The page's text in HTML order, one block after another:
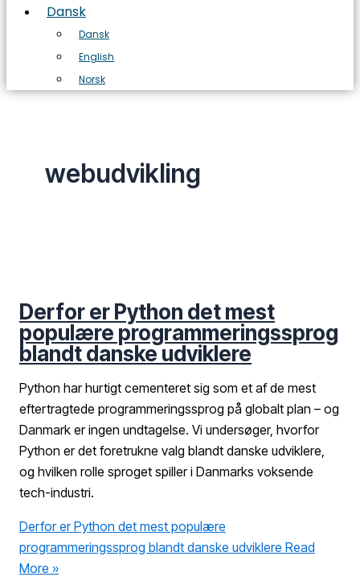
Dansk
Dansk
English
Norsk
webudvikling
Derfor er Python det mest
populære programmeringssprog
blandt danske udviklere
Python har hurtigt cementeret sig som et af de mest
eftertragtede programmeringssprog på globalt plan – og
Danmark er ingen undtagelse. Vi undersøger, hvorfor
Python er det foretrukne valg blandt danske udviklere,
og hvilken rolle sproget spiller i Danmarks voksende
tech-industri.
Derfor er Python det mest populære
programmeringssprog blandt danske udviklere Read
More »